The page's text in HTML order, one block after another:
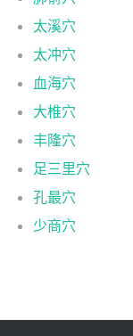
太溪穴
太冲穴
血海穴
大椎穴
丰隆穴
足三里穴
孔最穴
少商穴